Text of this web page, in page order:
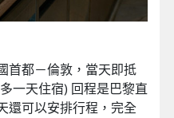
首都－倫敦，當天即抵
一天住宿) 回程是巴黎直
還可以安排行程，完全